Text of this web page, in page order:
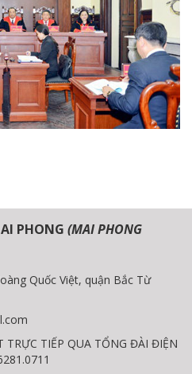
PHONG (MAI PHONG
Quốc Việt, quận Bắc Từ
TRỰC TIẾP QUA TỔNG ĐÀI ĐIỆN